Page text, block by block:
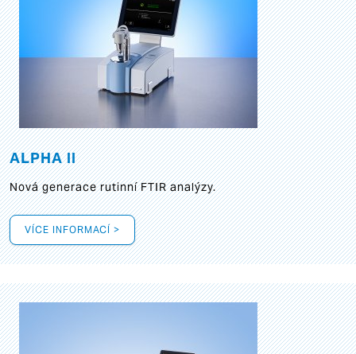
ALPHA II
Nová generace rutinní FTIR analýzy.
VÍCE INFORMACÍ >